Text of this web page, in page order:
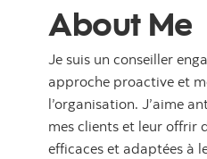
About Me
Je suis un conseiller
approche proactive et
l’organisation. J’aime
mes clients et leur offrir
efficaces et adaptées à